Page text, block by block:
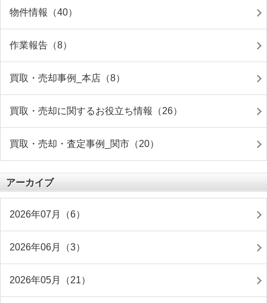
物件情報（40）
作業報告（8）
買取・売却事例_本店（8）
買取・売却に関するお役立ち情報（26）
買取・売却・査定事例_関市（20）
アーカイブ
2026年07月（6）
2026年06月（3）
2026年05月（21）